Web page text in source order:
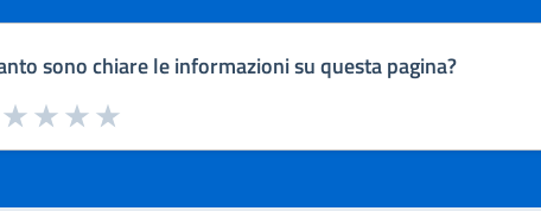
sono chiare le informazioni su questa pagina?
da 1 a 5 stelle la pagina
Valuta 5 stelle su 5
Valuta 4 stelle su 5
Valuta 3 stelle su 5
Valuta 2 stelle su 5
1 stelle su 5